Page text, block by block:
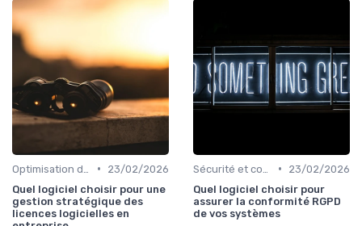
•
23/02/2026
Quel logiciel choisir pour une
gestion stratégique des
licences logicielles en
•
23/02/2026
Quel logiciel choisir pour
assurer la conformité RGPD
de vos systèmes